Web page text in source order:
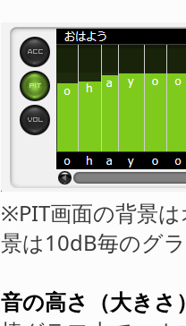
※PIT画面の背景
景は10dB毎のグ
音の高さ（大きさ